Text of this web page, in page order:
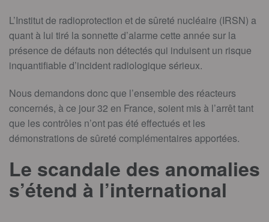
L’Institut de radioprotection et de sûreté nucléaire (IRSN) a
quant à lui tiré la sonnette d’alarme cette année sur la
présence de défauts non détectés qui induisent un risque
inquantifiable d’incident radiologique sérieux.
Nous demandons donc que l’ensemble des réacteurs
concernés, à ce jour 32 en France, soient mis à l’arrêt tant
que les contrôles n’ont pas été effectués et les
démonstrations de sûreté complémentaires apportées.
Le scandale des anomalies
s’étend à l’international